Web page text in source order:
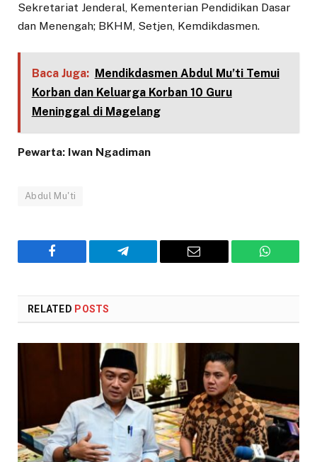
Sekretariat Jenderal, Kementerian Pendidikan Dasar
dan Menengah; BKHM, Setjen, Kemdikdasmen.
Baca Juga: Mendikdasmen Abdul Mu’ti Temui
Korban dan Keluarga Korban 10 Guru
Meninggal di Magelang
Pewarta: Iwan Ngadiman
Abdul Mu'ti
Facebook Telegram Email
RELATED POSTS